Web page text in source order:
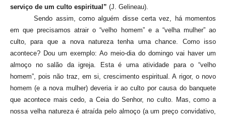
serviço de um culto espiritual” (J. Gelineau).
Sendo assim, como alguém disse certa vez, há momentos
em que precisamos atrair o “velho homem” e a “velha mulher” ao
culto, para que a nova natureza tenha uma chance. Como isso
acontece? Dou um exemplo: Ao meio-dia do domingo vai haver um
almoço no salão da igreja. Esta é uma atividade para o “velho
homem”, pois não traz, em si, crescimento espiritual. A rigor, o novo
homem (e a nova mulher) deveria ir ao culto por causa do banquete
que acontece mais cedo, a Ceia do Senhor, no culto. Mas, como a
nossa velha natureza é atraída pelo almoço (a um preço convidativo,